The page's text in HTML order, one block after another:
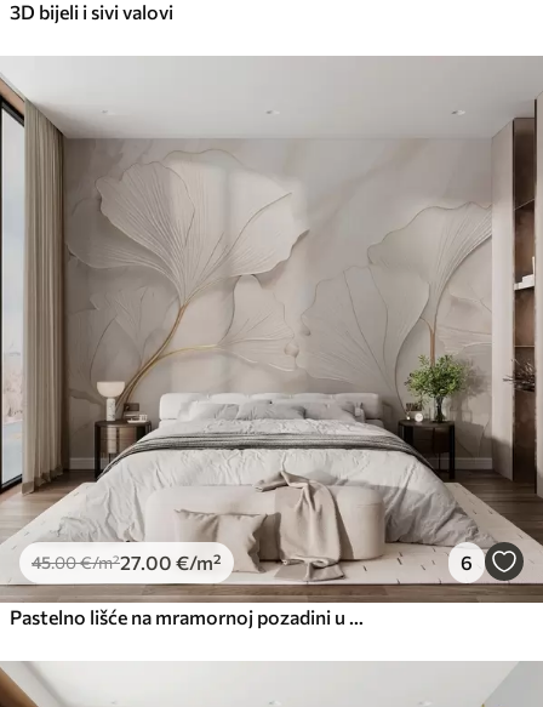
3D bijeli i sivi valovi
45.00€/m²27 .00 €/m² 6